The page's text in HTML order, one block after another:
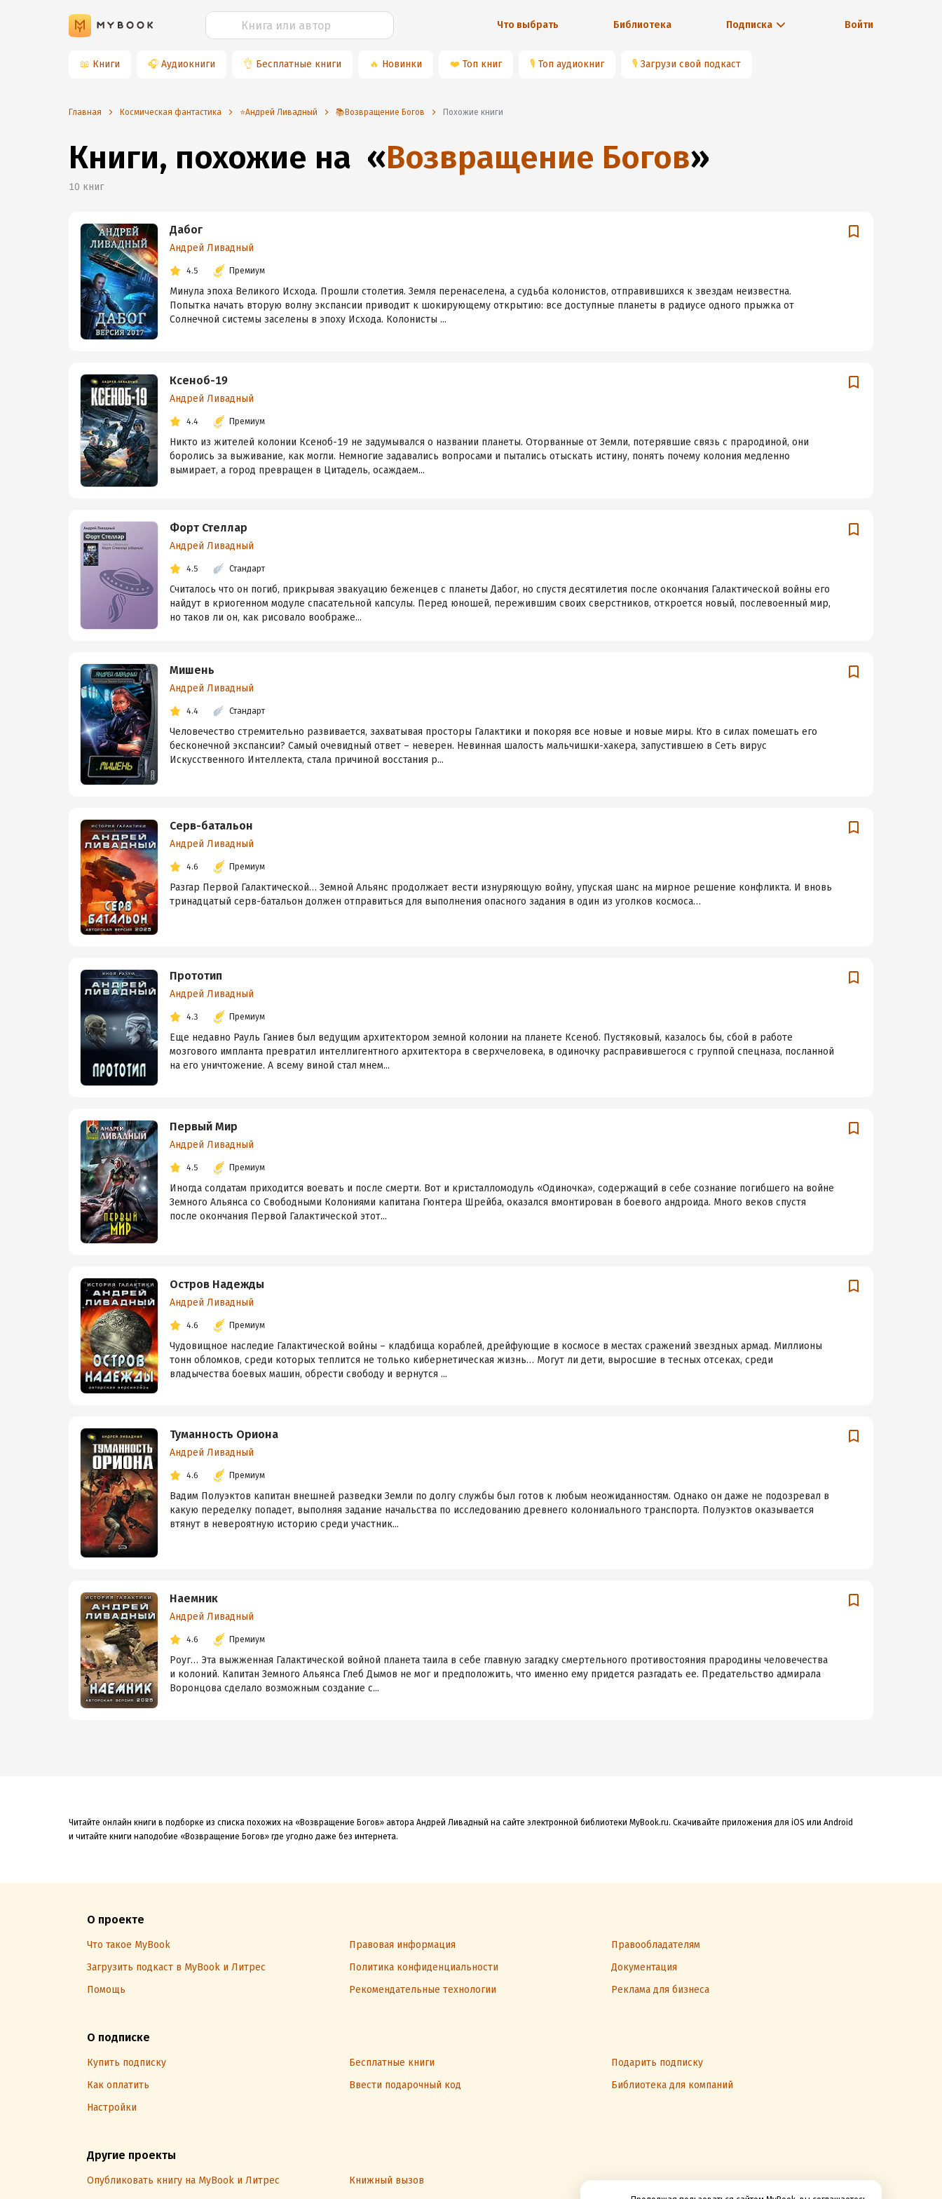
Что выбрать Библиотека Подписка Войти
📖 Книги 🎧 Аудиокниги 👌 Бесплатные книги 🔥 Новинки ❤️ Топ книг 🎙 Топ аудиокниг 🎙 Загрузи свой подкаст
Главная Космическая фантастика ⭐️Андрей Ливадный 📚Возвращение Богов Похожие книги
Книги, похожие на «Возвращение Богов»
10 книг
Дабог
Андрей Ливадный
4.5 Премиум
Минула эпоха Великого Исхода. Прошли столетия. Земля перенаселена, а судьба колонистов, отправившихся к звездам неизвестна.
Попытка начать вторую волну экспансии приводит к шокирующему открытию: все доступные планеты в радиусе одного прыжка от
Солнечной системы заселены в эпоху Исхода. Колонисты ...
Ксеноб-19
Андрей Ливадный
4.4 Премиум
Никто из жителей колонии Ксеноб-19 не задумывался о названии планеты. Оторванные от Земли, потерявшие связь с прародиной, они
боролись за выживание, как могли. Немногие задавались вопросами и пытались отыскать истину, понять почему колония медленно
вымирает, а город превращен в Цитадель, осаждаем...
Форт Стеллар
Андрей Ливадный
4.5 Стандарт
Считалось что он погиб, прикрывая эвакуацию беженцев с планеты Дабог, но спустя десятилетия после окончания Галактической войны его
найдут в криогенном модуле спасательной капсулы. Перед юношей, пережившим своих сверстников, откроется новый, послевоенный мир,
но таков ли он, как рисовало воображе...
Мишень
Андрей Ливадный
4.4 Стандарт
Человечество стремительно развивается, захватывая просторы Галактики и покоряя все новые и новые миры. Кто в силах помешать его
бесконечной экспансии? Самый очевидный ответ – неверен. Невинная шалость мальчишки-хакера, запустившею в Сеть вирус
Искусственного Интеллекта, стала причиной восстания р...
Серв-батальон
Андрей Ливадный
4.6 Премиум
Разгар Первой Галактической… Земной Альянс продолжает вести изнуряющую войну, упуская шанс на мирное решение конфликта. И вновь
тринадцатый серв-батальон должен отправиться для выполнения опасного задания в один из уголков космоса…
Прототип
Андрей Ливадный
4.3 Премиум
Еще недавно Рауль Ганиев был ведущим архитектором земной колонии на планете Ксеноб. Пустяковый, казалось бы, сбой в работе
мозгового импланта превратил интеллигентного архитектора в сверхчеловека, в одиночку расправившегося с группой спецназа, посланной
на его уничтожение. А всему виной стал мнем...
Первый Мир
Андрей Ливадный
4.5 Премиум
Иногда солдатам приходится воевать и после смерти. Вот и кристалломодуль «Одиночка», содержащий в себе сознание погибшего на войне
Земного Альянса со Свободными Колониями капитана Гюнтера Шрейба, оказался вмонтирован в боевого андроида. Много веков спустя
после окончания Первой Галактической этот...
Остров Надежды
Андрей Ливадный
4.6 Премиум
Чудовищное наследие Галактической войны – кладбища кораблей, дрейфующие в космосе в местах сражений звездных армад. Миллионы
тонн обломков, среди которых теплится не только кибернетическая жизнь… Могут ли дети, выросшие в тесных отсеках, среди
владычества боевых машин, обрести свободу и вернутся ...
Туманность Ориона
Андрей Ливадный
4.6 Премиум
Вадим Полуэктов капитан внешней разведки Земли по долгу службы был готов к любым неожиданностям. Однако он даже не подозревал в
какую переделку попадет, выполняя задание начальства по исследованию древнего колониального транспорта. Полуэктов оказывается
втянут в невероятную историю среди участник...
Наемник
Андрей Ливадный
4.6 Премиум
Роуг… Эта выжженная Галактической войной планета таила в себе главную загадку смертельного противостояния прародины человечества
и колоний. Капитан Земного Альянса Глеб Дымов не мог и предположить, что именно ему придется разгадать ее. Предательство адмирала
Воронцова сделало возможным создание с...
Читайте онлайн книги в подборке из списка похожих на «Возвращение Богов» автора Андрей Ливадный на сайте электронной библиотеки MyBook.ru. Скачивайте приложения для iOS или Android
и читайте книги наподобие «Возвращение Богов» где угодно даже без интернета.
О проекте
Что такое MyBook Правовая информация
Правообладателям
Загрузить подкаст в MyBook и Литрес
Политика конфиденциальности
Документация
Помощь
Рекомендательные технологии Реклама для бизнеса
О подписке
Купить подписку Бесплатные книги
Подарить подписку
Как оплатить
Ввести подарочный код
Библиотека для компаний
Настройки
Другие проекты
Опубликовать книгу на MyBook и Литрес Книжный вызов